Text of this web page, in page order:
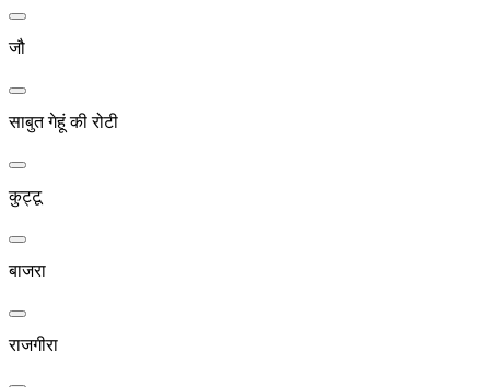
जौ
साबुत गेहूं की रोटी
कुट्टू
बाजरा
राजगीरा